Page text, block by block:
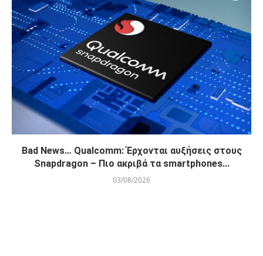
Bad News… Qualcomm: Έρχονται αυξήσεις στους
Snapdragon – Πιο ακριβά τα smartphones...
03/08/2026